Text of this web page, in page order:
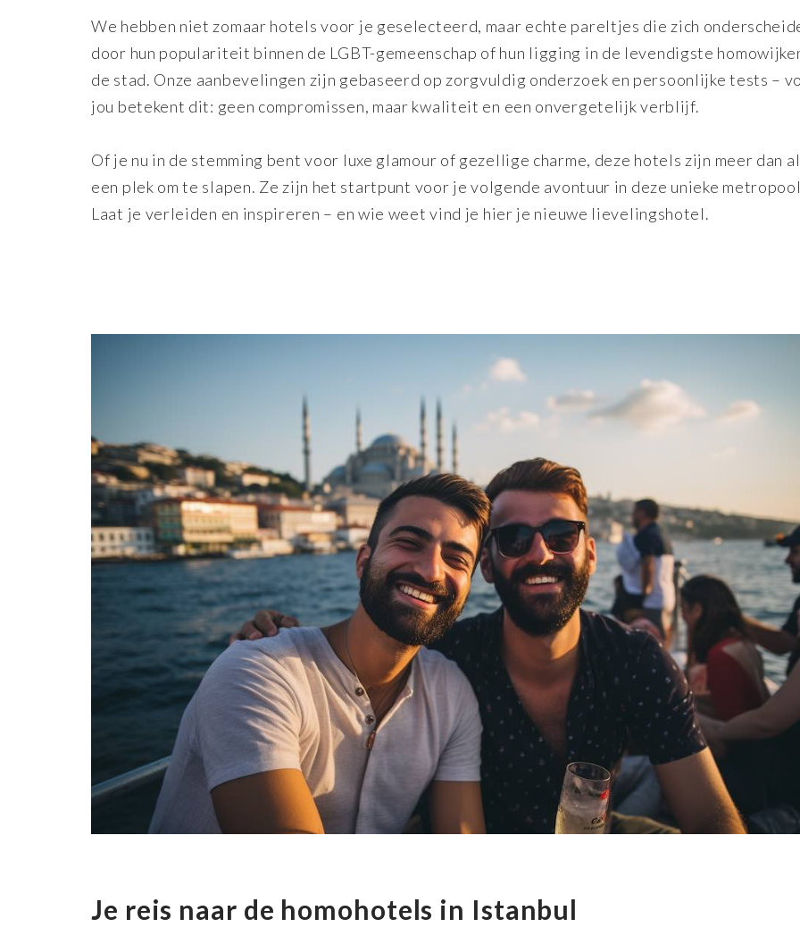
We hebben niet zomaar hotels voor je geselecteerd, maar echte pareltjes die zich
door hun populariteit binnen de LGBT-gemeenschap of hun ligging in de levendigste
de stad. Onze aanbevelingen zijn gebaseerd op zorgvuldig onderzoek en persoonlijke tests –
jou betekent dit: geen compromissen, maar kwaliteit en een onvergetelijk verblijf.
Of je nu in de stemming bent voor luxe glamour of gezellige charme, deze hotels zijn meer dan
een plek om te slapen. Ze zijn het startpunt voor je volgende avontuur in deze unieke
Laat je verleiden en inspireren – en wie weet vind je hier je nieuwe lievelingshotel.
Je reis naar de homohotels in Istanbul